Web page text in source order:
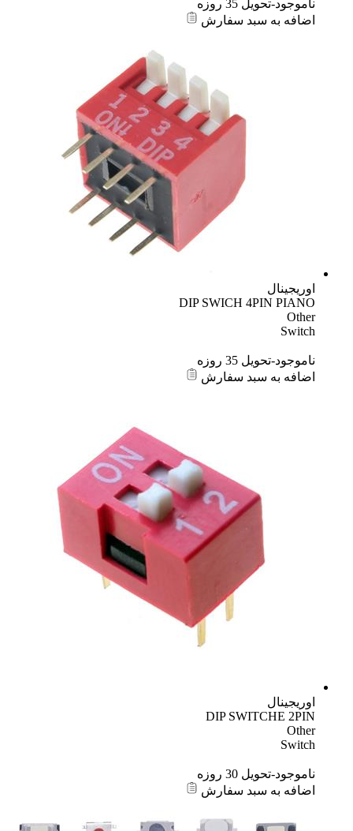
ناموجود-تحویل 35 روزه
اضافه به سبد سفارش
اوریجینال
DIP SWICH 4PIN PIANO
Other
Switch
ناموجود-تحویل 35 روزه
اضافه به سبد سفارش
اوریجینال
DIP SWITCHE 2PIN
Other
Switch
ناموجود-تحویل 30 روزه
اضافه به سبد سفارش